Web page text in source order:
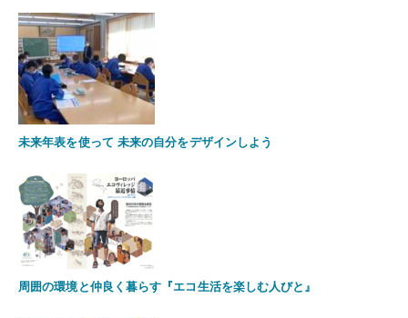
未来年表を使って 未来の自分をデザインしよう
周囲の環境と仲良く暮らす『エコ生活を楽しむ人びと』